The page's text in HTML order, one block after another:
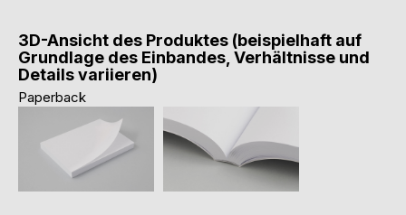
3D-Ansicht des Produktes (beispielhaft auf
Grundlage des Einbandes, Verhältnisse und
Details variieren)
Paperback